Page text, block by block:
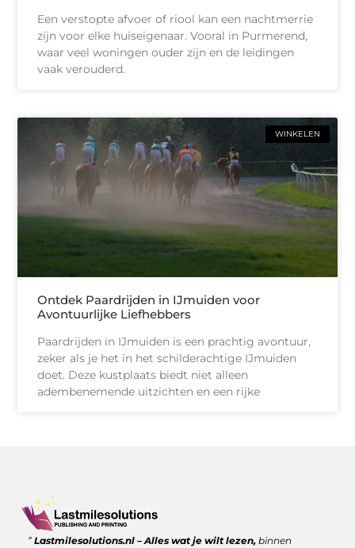
Een verstopte afvoer of riool kan een nachtmerrie
zijn voor elke huiseigenaar. Vooral in Purmerend,
waar veel woningen ouder zijn en de leidingen
vaak verouderd.
WINKELEN
Ontdek Paardrijden in IJmuiden voor
Avontuurlijke Liefhebbers
Paardrijden in IJmuiden is een prachtig avontuur,
zeker als je het in het schilderachtige IJmuiden
doet. Deze kustplaats biedt niet alleen
adembenemende uitzichten en een rijke
”Lastmilesolutions.nl – Alles wat je wilt lezen, binnen